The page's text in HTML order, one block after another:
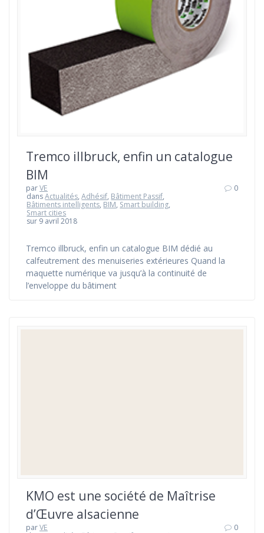
Tremco illbruck, enfin un catalogue
BIM
parVE
dansActualités,Adhésif, Bâtiment Passif,
Bâtiments intelligents, BIM, Smart building,
Smart cities
sur 9 avril 2018
0
Tremco illbruck, enfin un catalogue BIM dédié au
calfeutrement des menuiseries extérieures Quand la
maquette numérique va jusqu’à la continuité de
l’enveloppe du bâtiment
KMO est une so­cié­té de Maî­trise
d’Œu­vre al­sa­cienne
parVE
0